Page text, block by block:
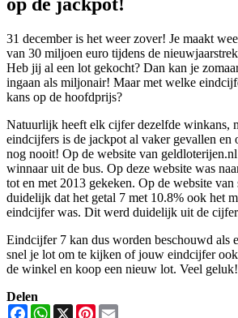
31 december is het weer zover! Je maakt
van 30 miljoen euro tijdens de
Heb jij al een lot gekocht? Dan kan je
ingaan als miljonair! Maar met welke
kans op de hoofdprijs?
Natuurlijk heeft elk cijfer dezelfde winkans,
eindcijfers is de jackpot al vaker gevallen en
nog nooit! Op de website van
winnaar uit de bus. Op deze website was
tot en met 2013 gekeken. Op de website
duidelijk dat het getal 7 met 10.8% ook het
eindcijfer was. Dit werd duidelijk uit de
Eindcijfer 7 kan dus worden beschouwd als
snel je lot om te kijken of jouw eindcijfer
de winkel en koop een nieuw lot. Veel geluk!
Delen
FacebookWhatsApp
X Pinterest